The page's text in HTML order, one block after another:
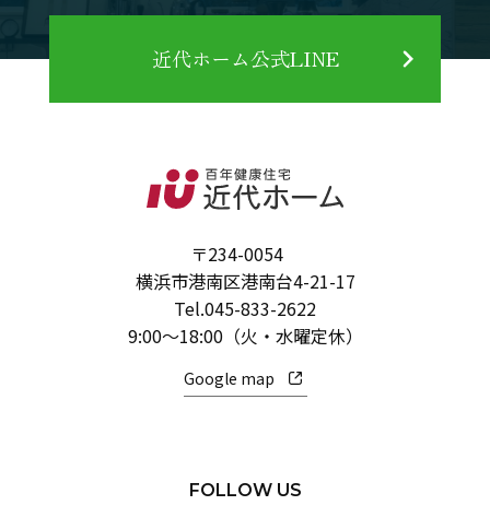
近代ホーム公式LINE
〒234-0054
横浜市港南区港南台4-21-17
Tel.045-833-2622
9:00～18:00（火・水曜定休）
Google map
FOLLOW US